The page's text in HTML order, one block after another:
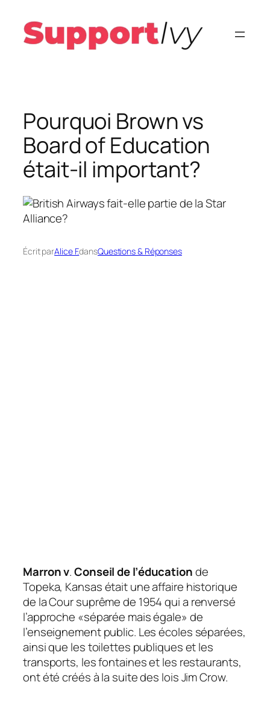
contenu
Pourquoi Brown vs
Board of Education
était-il important?
Écrit parAlice F.dansQuestions & Réponses
Marron v.Conseil de l’éducationde
Topeka, Kansas était une affaire historique
de la Cour suprême de 1954 qui a renversé
l’approche «séparée mais égale» de
l’enseignement public. Les écoles séparées,
ainsi que les toilettes publiques et les
transports, les fontaines et les restaurants,
ont été créés à la suite des lois Jim Crow.